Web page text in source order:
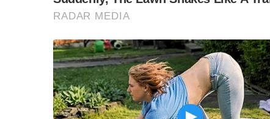
หลังจากเวลาข้างต้นประชาชนยังสามารถสอบถ
06-5934-9244 และ Line Official: https://lin.ee/
F
a
L
i
T
w
C
o
Share
S
e
a
r
c
h